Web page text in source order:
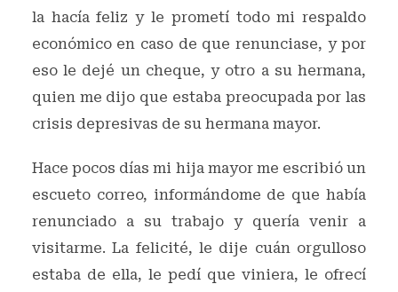
la hacía feliz y le prometí todo mi respaldo
económico en caso de que renunciase, y por
eso le dejé un cheque, y otro a su hermana,
quien me dijo que estaba preocupada por las
crisis depresivas de su hermana mayor.
Hace pocos días mi hija mayor me escribió un
escueto correo, informándome de que había
renunciado a su trabajo y quería venir a
visitarme. La felicité, le dije cuán orgulloso
estaba de ella, le pedí que viniera, le ofrecí